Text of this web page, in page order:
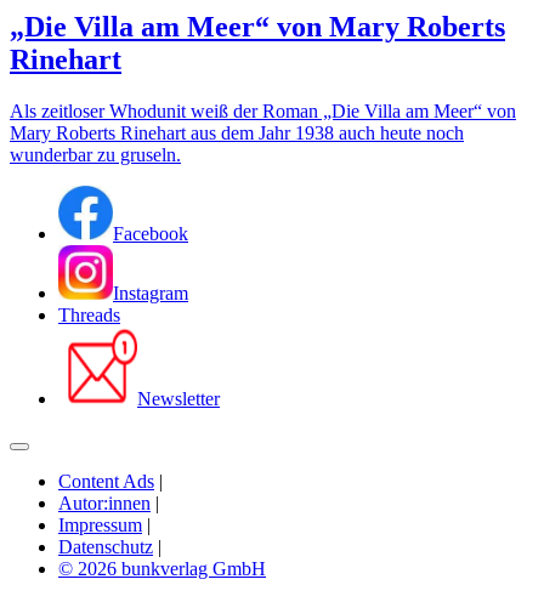
„Die Villa am Meer“ von Mary Roberts
Rinehart
Als zeitloser Whodunit weiß der Roman „Die Villa am Meer“ von
Mary Roberts Rinehart aus dem Jahr 1938 auch heute noch
wunderbar zu gruseln.
Facebook
Instagram
Threads
Newsletter
Content Ads |
Autor:innen |
Impressum |
Datenschutz |
© 2026 bunkverlag GmbH